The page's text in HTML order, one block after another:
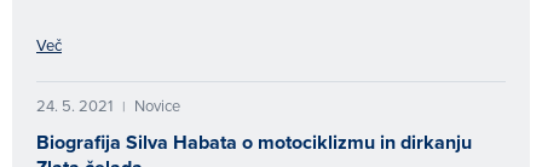
Več
24. 5. 2021 | Novice
Biografija Silva Habata o motociklizmu in dirkanju